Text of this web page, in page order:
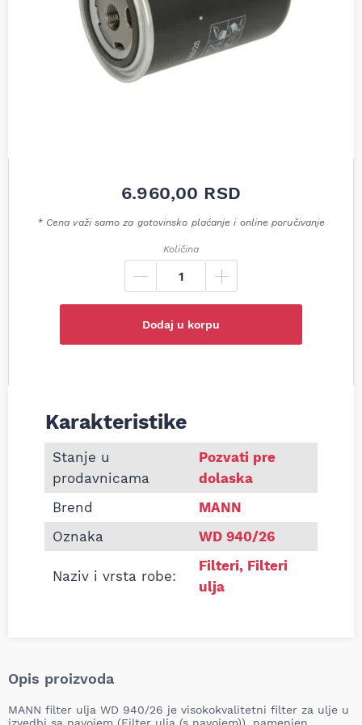
6.960,00 RSD
* Cena važi samo za gotovinsko plaćanje i online poručivanje
Količina
Dodaj u korpu
Informacije o Filter ulja MANN WD940/26
Karakteristike
Stanje u
prodavnicama
Pozvati pre
dolaska
Brend
MANN
Oznaka
WD 940/26
Naziv i vrsta robe:
Filteri, Filteri
ulja
Opis proizvoda
MANN filter ulja WD 940/26 je visokokvalitetni filter za ulje u